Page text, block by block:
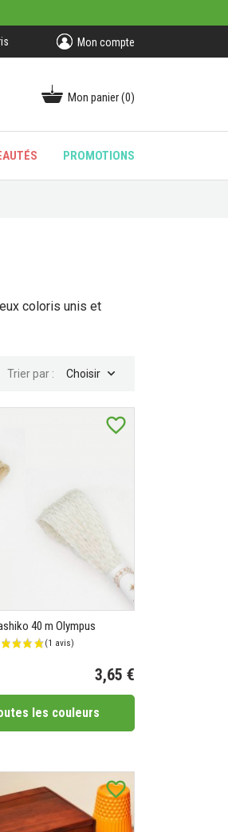
Mon compte
Mon panier(0)
PROMOTIONS
coloris unis et
Trier par : Choisir 
favorite_border
40 m Olympus
3,65 €
les couleurs
favorite_border